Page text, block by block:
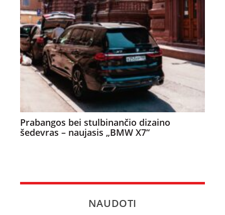
Prabangos bei stulbinančio dizaino
šedevras – naujasis „BMW X7“
NAUDOTI